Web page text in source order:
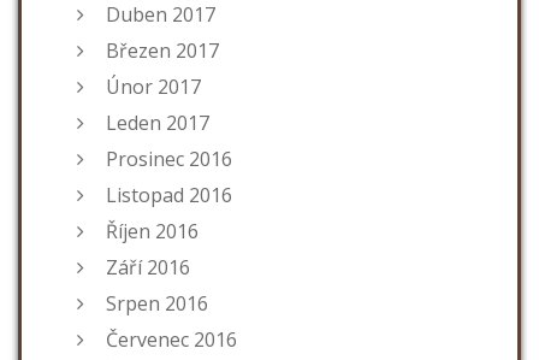
Duben 2017
Březen 2017
Únor 2017
Leden 2017
Prosinec 2016
Listopad 2016
Říjen 2016
Září 2016
Srpen 2016
Červenec 2016